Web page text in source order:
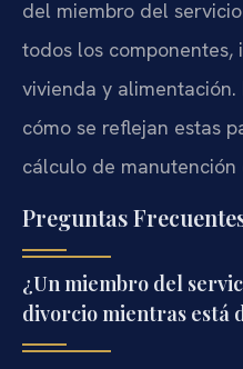
del miembro del
todos los componentes,
vivienda y
cómo se reflejan estas
cálculo de
Preguntas
¿Un miembro del
divorcio mientras está